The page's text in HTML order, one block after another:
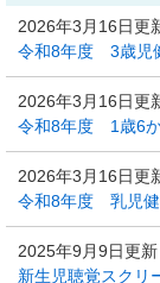
2026年3月16日更
令和8年度 3歳児
2026年3月16日更
令和8年度 1歳6
2026年3月16日更
令和8年度 乳児健
2025年9月9日更新
新生児聴覚スクリ